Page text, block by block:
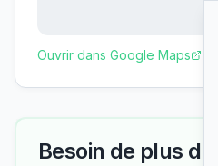
Ouvrir dans Google Maps
Besoin de plus